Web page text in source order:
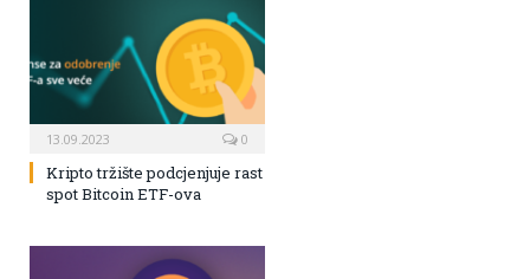
13.09.2023 0
Kripto tržište podcjenjuje rast
spot Bitcoin ETF-ova